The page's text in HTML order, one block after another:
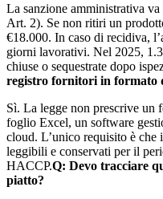
La sanzione amministrativa
Art. 2). Se non ritiri un
€18.000. In caso di recidiva,
giorni lavorativi. Nel 2025,
chiuse o sequestrate dopo
registro fornitori in formato
Sì. La legge non prescrive un
foglio Excel, un software
cloud. L’unico requisito è che
leggibili e conservati per il
HACCP.Q: Devo tracciare
piatto?